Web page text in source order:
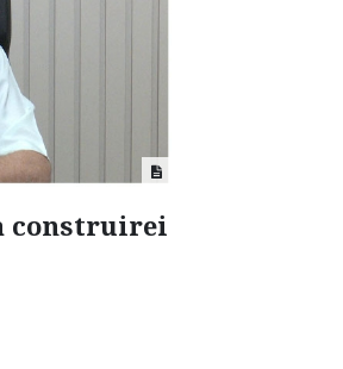
construirei